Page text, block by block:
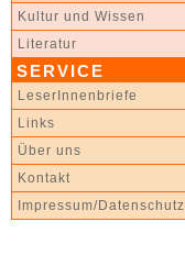
Kultur und Wissen
Literatur
SERVICE
LeserInnenbriefe
Links
Über uns
Kontakt
Impressum/Datenschutz